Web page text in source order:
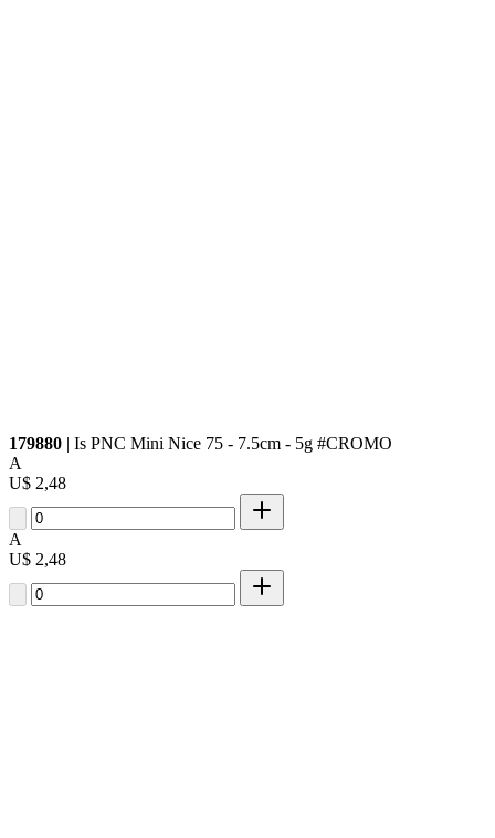
179880 | Is PNC Mini Nice 75 - 7.5cm - 5g #CROMO
A
U$ 2,48
A
U$ 2,48